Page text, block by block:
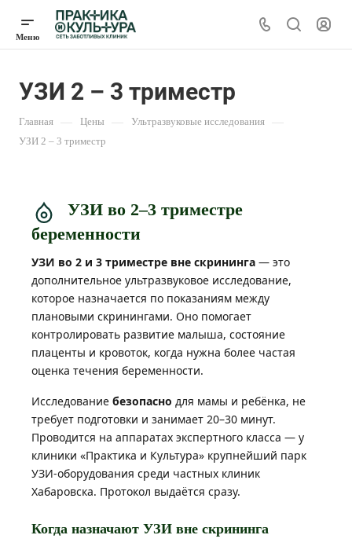
УЗИ 2 – 3 триместр
Главная — Цены — Ультразвуковые исследования —
УЗИ 2 – 3 триместр
УЗИ во 2–3 триместре
беременности
УЗИ во 2 и 3 триместре вне скрининга — это
дополнительное ультразвуковое исследование,
которое назначается по показаниям между
плановыми скринингами. Оно помогает
контролировать развитие малыша, состояние
плаценты и кровоток, когда нужна более частая
оценка течения беременности.
Исследование безопасно для мамы и ребёнка, не
требует подготовки и занимает 20–30 минут.
Проводится на аппаратах экспертного класса — у
клиники «Практика и Культура» крупнейший парк
УЗИ-оборудования среди частных клиник
Хабаровска. Протокол выдаётся сразу.
Когда назначают УЗИ вне скрининга